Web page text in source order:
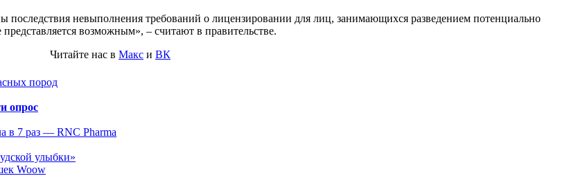
последствия невыполнения требований о лицензировании для лиц, занимающихся разведением потенциально
возможным», – считают в правительстве.
Читайте нас в Макс и ВК
пород
опрос
в 7 раз — RNC Pharma
улыбки»
Woow